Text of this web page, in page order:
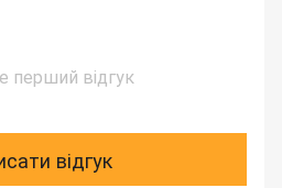
перший відгук
відгук